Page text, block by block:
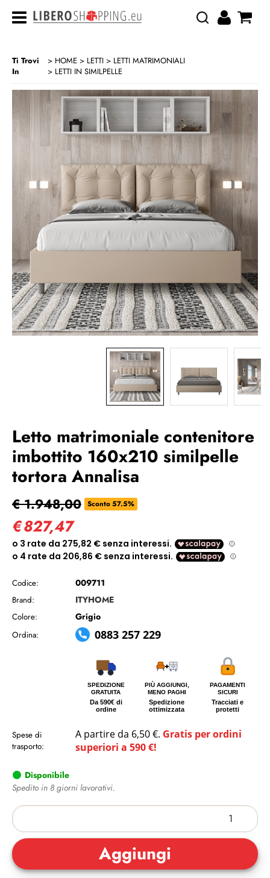
CATEGORIA: HOME> LETTI> LETTI MATRIMONIALI> LETTI IN SIMILPELLE
Ti Trovi
In
HOME LETTI
LETTI MATRIMONIALI
LETTI IN SIMILPELLE
Letto matrimoniale contenitore
imbottito 160x210 similpelle
tortora Annalisa
€ 1.948,00 Sconto 57.5%
€827,47
Codice: 009711
Brand: ITYHOME
Colore: Grigio
Ordina: 0883 257 229
SPEDIZIONE
GRATUITA
Da 590€ di
ordine
PIÙ AGGIUNGI,
MENO PAGHI
Spedizione
ottimizzata
PAGAMENTI
SICURI
Tracciati e
protetti
Spese di
trasporto:
A partire da 6,50 €. Gratis per ordini
superiori a 590 €!
Disponibile
Spedito in 8 giorni lavorativi.